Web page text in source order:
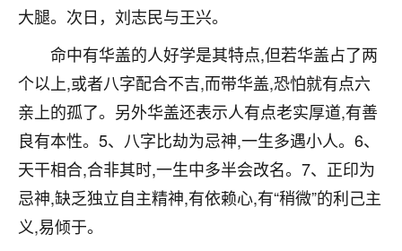
大腿。次日，刘志民与王兴。
命中有华盖的人好学是其特点,但若华盖占了两
个以上,或者八字配合不吉,而带华盖,恐怕就有点六
亲上的孤了。另外华盖还表示人有点老实厚道,有善
良有本性。5、八字比劫为忌神,一生多遇小人。6、
天干相合,合非其时,一生中多半会改名。7、正印为
忌神,缺乏独立自主精神,有依赖心,有“稍微”的利己主
义,易倾于。
梦醒时分
我女儿高二叛逆，大半年不上学，一说她就要死要活
的，把我们两口子愁的不行，朋友给我推荐的慧来老
师，一开始我是病急乱投医，这半年来，法事一个个
做完，我女儿跟变了个人一样，不期望她能考多好的
大学，只要能安安稳稳的把书读了，身体心理都健健
康康的我就很知足了！
鹿森：可怜天下父母心啊！
3小时前 来自河北